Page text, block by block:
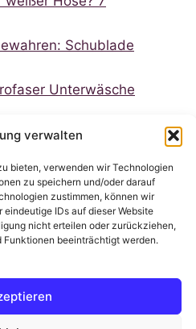
verwalten
bieten, verwenden wir Technologien
zu speichern und/oder darauf
zustimmen, können wir
IDs auf dieser Website
nicht erteilen oder zurückziehen,
Funktionen beeinträchtigt werden.
Schublade
Unterwäsche
Damen finden: 7
vorhanden.